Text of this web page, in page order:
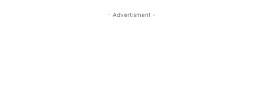
- Advertisment -